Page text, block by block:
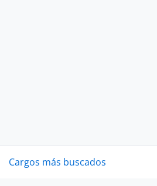
Cargos más buscados